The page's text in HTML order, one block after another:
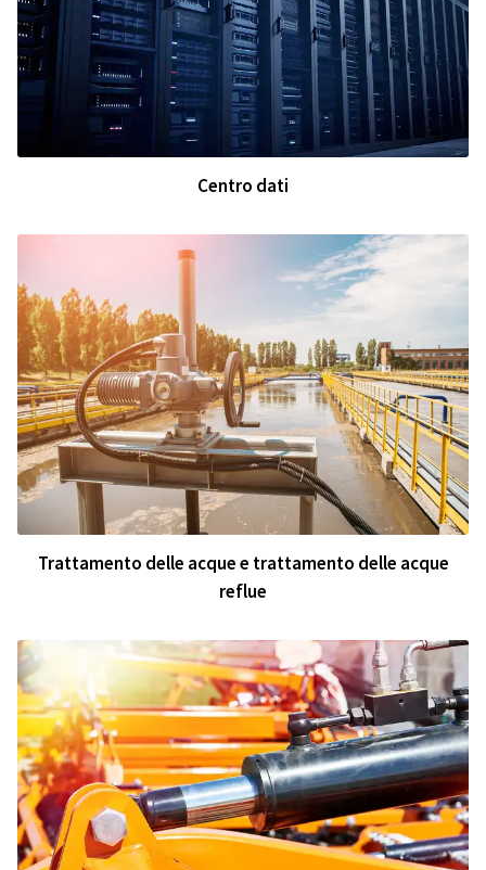
Centro dati
Trattamento delle acque e trattamento delle acque
reflue